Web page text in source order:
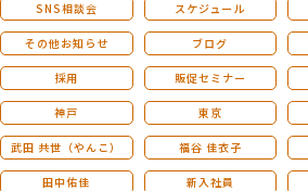
SNS相談会 スケジュール
その他お知らせ ブログ
採用 販促セミナー
神戸 東京
武田 共世（やんこ） 福谷 佳衣子
田中佑佳 新入社員